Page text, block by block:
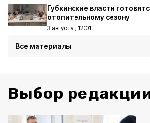
Губкинские власти
отопительному сезону
3 августа , 12:01
Все материалы
Выбор